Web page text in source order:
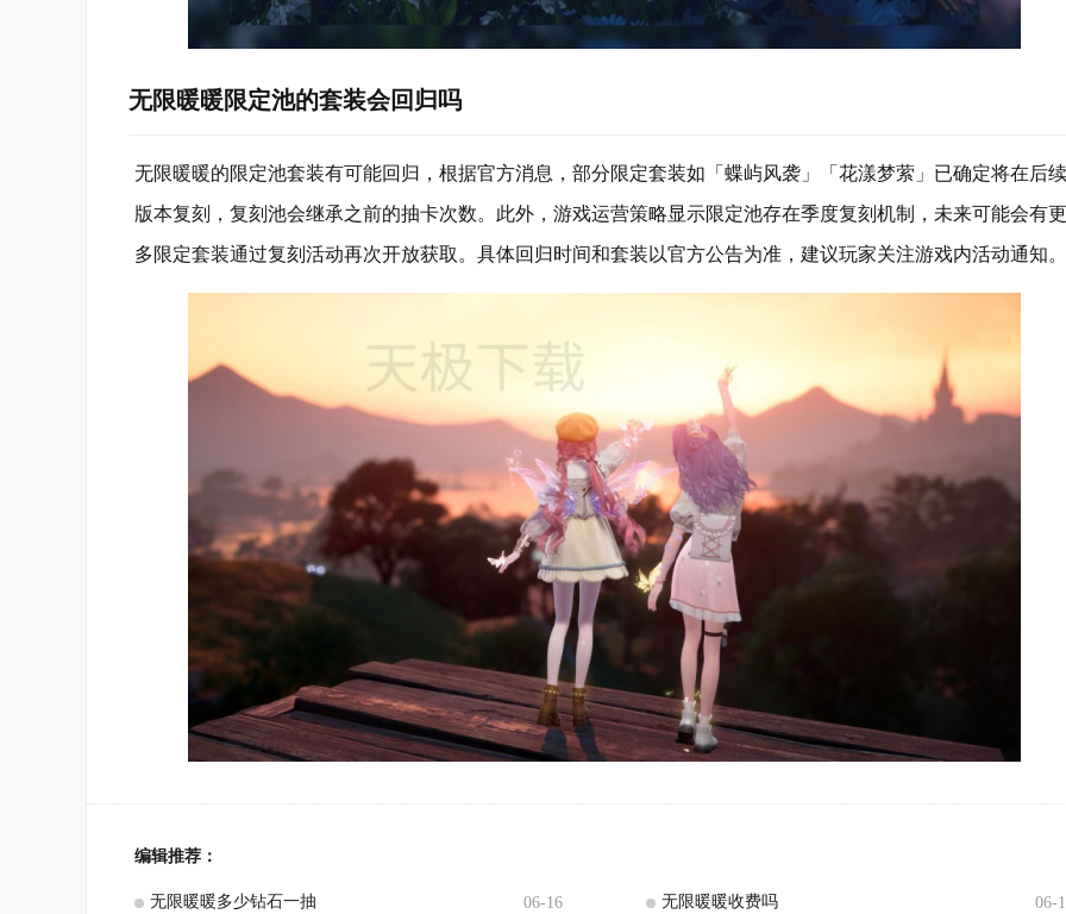
无限暖暖限定池的套装会回归吗
无限暖暖的限定池套装有可能回归，根据官方消息，部分限定套装如「蝶屿风袭」「花漾梦萦」已确定将在后续
版本复刻，复刻池会继承之前的抽卡次数。此外，游戏运营策略显示限定池存在季度复刻机制，未来可能会有更
多限定套装通过复刻活动再次开放获取。具体回归时间和套装以官方公告为准，建议玩家关注游戏内活动通知。
编辑推荐：
无限暖暖多少钻石一抽 06-16 无限暖暖收费吗 06-